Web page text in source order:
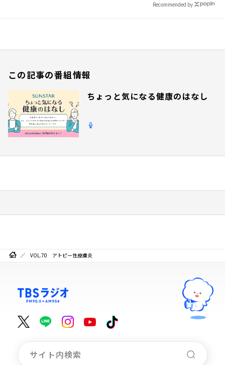
Recommended by
この記事の番組情報
ちょっと気になる健康のはなし
VOL.70 アトピー性皮膚炎